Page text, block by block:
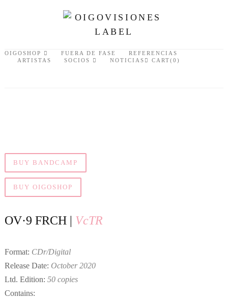
OIGOSHOP FUERA DE FASE
REFERENCIAS
ARTISTAS
SOCIOS NOTICIAS CART(0)
BUY BANDCAMP
BUY OIGOSHOP
OV·9 FRCH | VcTR
Format: CDr/Digital
Release Date: October 2020
Ltd. Edition: 50 copies
Contains: